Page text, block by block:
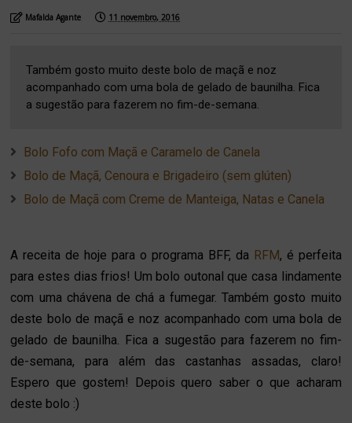
Mafalda Agante 11 novembro, 2016
Também gosto muito deste bolo de maçã e noz
acompanhado com uma bola de gelado de baunilha. Fica
a sugestão para fazerem no fim-de-semana.
Bolo Fofo com Maçã e Caramelo de Canela
Bolo de Maçã, Cenoura e Brigadeiro (sem glúten)
Bolo de Maçã com Creme de Manteiga, Natas e Canela
A receita de hoje para o programa BFF, da RFM, é perfeita
para estes dias frios! Um bolo outonal que casa lindamente
com uma chávena de chá a fumegar. Também gosto muito
deste bolo de maçã e noz acompanhado com uma bola de
gelado de baunilha. Fica a sugestão para fazerem no fim-
de-semana, para além das castanhas assadas, claro!
Espero que gostem! Depois quero saber o que acharam
deste bolo :)